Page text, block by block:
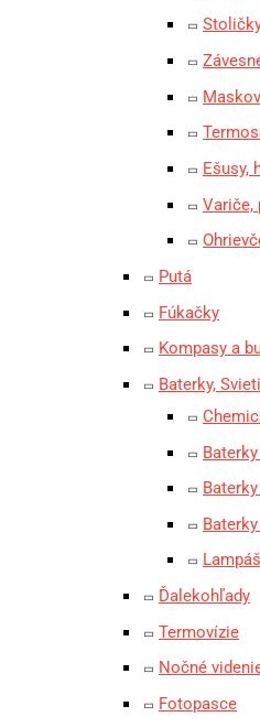
Ešusy,
Variče,
Putá
Fúkačky
Kompasy a
Baterky,
Ďalekohľady
Termovízie
Nočné
Fotopasce